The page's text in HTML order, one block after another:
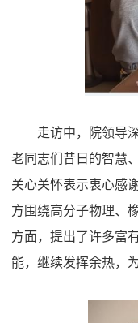
走访中，院领导
老同志们昔日的智慧
关心关怀表示衷心感
方围绕高分子物理、
方面，提出了许多富
能，继续发挥余热，